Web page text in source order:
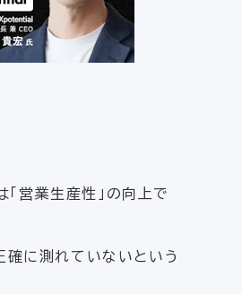
営業生産性」の向上で
確に測れていないという